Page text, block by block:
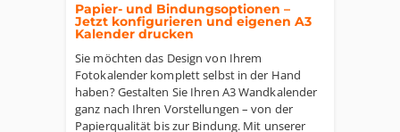
Papier- und Bindungsoptionen –
Jetzt konfigurieren und eigenen A3
Kalender drucken
Sie möchten das Design von Ihrem
Fotokalender komplett selbst in der Hand
haben? Gestalten Sie Ihren A3 Wandkalender
ganz nach Ihren Vorstellungen – von der
Papierqualität bis zur Bindung. Mit unserer